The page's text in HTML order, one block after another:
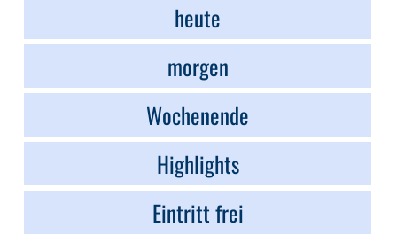
heute
morgen
Wochenende
Highlights
Eintritt frei